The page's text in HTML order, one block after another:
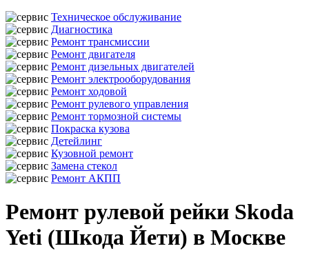
Техническое обслуживание
Диагностика
Ремонт трансмиссии
Ремонт двигателя
Ремонт дизельных двигателей
Ремонт электрооборудования
Ремонт ходовой
Ремонт рулевого управления
Ремонт тормозной системы
Покраска кузова
Детейлинг
Кузовной ремонт
Замена стекол
Ремонт АКПП
Ремонт рулевой рейки Skoda
Yeti (Шкода Йети) в Москве